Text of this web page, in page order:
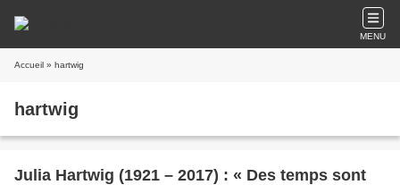
MENU
Accueil » hartwig
hartwig
Julia Hartwig (1921 – 2017) : « Des temps sont